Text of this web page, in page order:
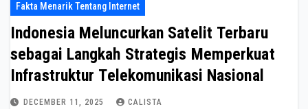
Fakta Menarik Tentang Internet
Indonesia Meluncurkan Satelit Terbaru
sebagai Langkah Strategis Memperkuat
Infrastruktur Telekomunikasi Nasional
DECEMBER 11, 2025 CALISTA